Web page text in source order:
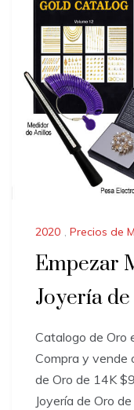
2020 , Precios de
Empezar
Joyería
Catalogo de Oro
Compra y vende
de Oro de 14K
Joyería de Oro de